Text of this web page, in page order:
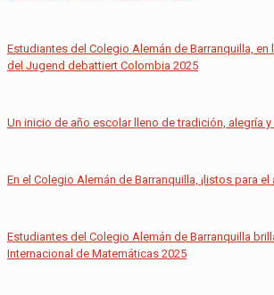
Estudiantes del Colegio Alemán de Barranquilla,
del Jugend debattiert Colombia 2025
Un inicio de año escolar lleno de tradición, alegría
En el Colegio Alemán de Barranquilla, ¡listos para
Estudiantes del Colegio Alemán de Barranquilla
Internacional de Matemáticas 2025